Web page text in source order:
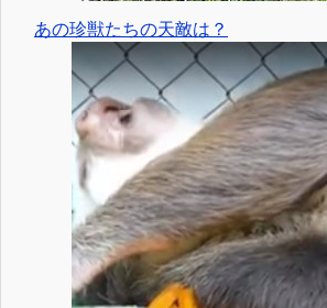
あの珍獣たちの天敵は？